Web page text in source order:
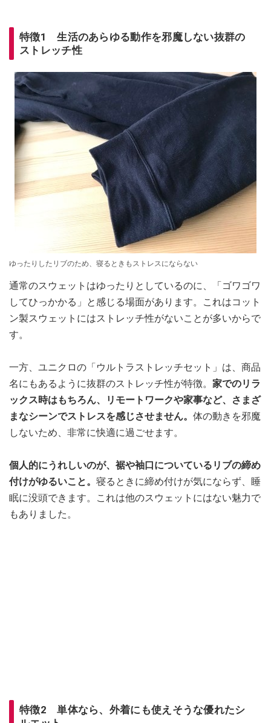
特徴1 生活のあらゆる動作を邪魔しない抜群の
ストレッチ性
ゆったりしたリブのため、寝るときもストレスにならない
通常のスウェットはゆったりとしているのに、「ゴワゴワ
してひっかかる」と感じる場面があります。これはコット
ン製スウェットにはストレッチ性がないことが多いからで
す。
一方、ユニクロの「ウルトラストレッチセット」は、商品
名にもあるように抜群のストレッチ性が特徴。 家でのリラ
ックス時はもちろん、リモートワークや家事など、さまざ
まなシーンでストレスを感じさせません。 体の動きを邪魔
しないため、非常に快適に過ごせます。
個人的にうれしいのが、裾や袖口についているリブの締め
付けがゆるいこと。 寝るときに締め付けが気にならず、睡
眠に没頭できます。これは他のスウェットにはない魅力で
もありました。
特徴2 単体なら、外着にも使えそうな優れたシ